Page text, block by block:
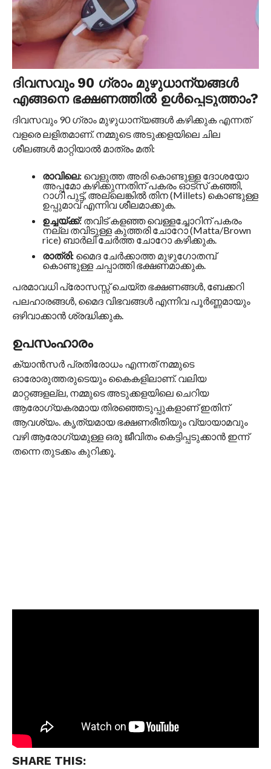
ദിവസവും 90 ഗ്രാം മുഴുധാന്യങ്ങൾ
എങ്ങനെ ഭക്ഷണത്തിൽ ഉൾപ്പെടുത്താം?
ദിവസവും 90 ഗ്രാം മുഴുധാന്യങ്ങൾ കഴിക്കുക എന്നത്
വളരെ ലളിതമാണ്. നമ്മുടെ അടുക്കളയിലെ ചില
ശീലങ്ങൾ മാറ്റിയാൽ മാത്രം മതി:
രാവിലെ:വെളുത്ത അരി കൊണ്ടുള്ള ദോശയോ
അപ്പമോ കഴിക്കുന്നതിന് പകരം ഓട്സ് കഞ്ഞി,
റാഗി പുട്ട്, അല്ലെങ്കിൽ തിന (Millets) കൊണ്ടുള്ള
ഉപ്പുമാവ് എന്നിവ ശീലമാക്കുക.
ഉച്ചയ്ക്ക്:തവിട് കളഞ്ഞ വെള്ളച്ചോറിന് പകരം
നല്ല തവിടുള്ള കുത്തരി ചോറോ (Matta/Brown
rice) ബാർലി ചേർത്ത ചോറോ കഴിക്കുക.
രാത്രി:മൈദ ചേർക്കാത്ത മുഴുഗോതമ്പ്
കൊണ്ടുള്ള ചപ്പാത്തി ഭക്ഷണമാക്കുക.
പരമാവധി പ്രോസസ്സ് ചെയ്ത ഭക്ഷണങ്ങൾ, ബേക്കറി
പലഹാരങ്ങൾ, മൈദ വിഭവങ്ങൾ എന്നിവ പൂർണ്ണമായും
ഒഴിവാക്കാൻ ശ്രദ്ധിക്കുക.
ഉപസംഹാരം
ക്യാൻസർ പ്രതിരോധം എന്നത് നമ്മുടെ
ഓരോരുത്തരുടെയും കൈകളിലാണ്. വലിയ
മാറ്റങ്ങളല്ല, നമ്മുടെ അടുക്കളയിലെ ചെറിയ
ആരോഗ്യകരമായ തിരഞ്ഞെടുപ്പുകളാണ് ഇതിന്
ആവശ്യം. കൃത്യമായ ഭക്ഷണരീതിയും വ്യായാമവും
വഴി ആരോഗ്യമുള്ള ഒരു ജീവിതം കെട്ടിപ്പടുക്കാൻ ഇന്ന്
തന്നെ തുടക്കം കുറിക്കൂ.
SHARE THIS: